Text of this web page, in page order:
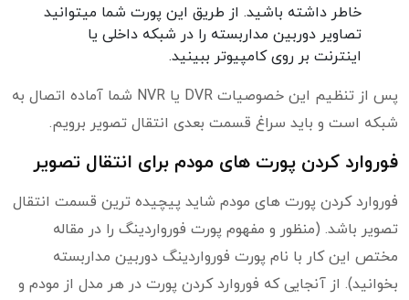
خاطر داشته باشید. از طریق این پورت شما میتوانید
تصاویر دوربین مداربسته را در شبکه داخلی یا
اینترنت بر روی کامپیوتر ببینید.
پس از تنظیم این خصوصیات DVR یا NVR شما آماده اتصال به
شبکه است و باید سراغ قسمت بعدی انتقال تصویر برویم.
فوروارد کردن پورت های مودم برای انتقال تصویر
فوروارد کردن پورت های مودم شاید پیچیده ترین قسمت انتقال
تصویر باشد. (منظور و مفهوم پورت فورواردینگ را در مقاله
مختص این کار با نام پورت فورواردینگ دوربین مداربسته
بخوانید). از آنجایی که فوروارد کردن پورت در هر مدل از مودم و